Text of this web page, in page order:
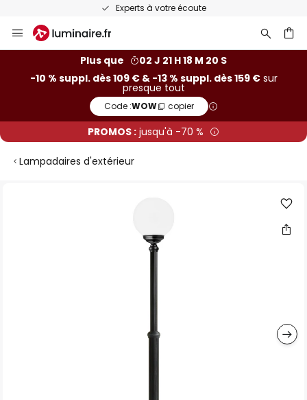
Experts à votre écoute
Allez
au
Plus que
02 J 21 H 18 M 20 S
-10 % suppl. dès 109 € & -13 % suppl. dès 159 €sur
presque tout
Code :WOW copier
PROMOS : jusqu'à -70 %
Lampadaires d'extérieur